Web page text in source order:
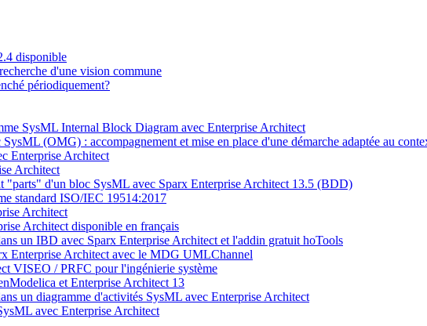
disponible
d'une vision commune
périodiquement?
SysML Internal Block Diagram avec Enterprise Architect
(OMG) : accompagnement et mise en place d'une démarche adaptée au
Enterprise Architect
Architect
"parts" d'un bloc SysML avec Sparx Enterprise Architect 13.5 (BDD)
standard ISO/IEC 19514:2017
Architect
Architect disponible en français
un IBD avec Sparx Enterprise Architect et l'addin gratuit hoTools
Enterprise Architect avec le MDG UMLChannel
VISEO / PRFC pour l'ingénierie système
et Enterprise Architect 13
un diagramme d'activités SysML avec Enterprise Architect
avec Enterprise Architect